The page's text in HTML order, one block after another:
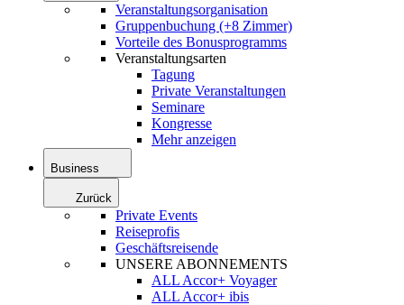
Veranstaltungsorganisation
Gruppenbuchung (+8 Zimmer)
Vorteile des Bonusprogramms
Veranstaltungsarten
Tagung
Private Veranstaltungen
Seminare
Kongresse
Mehr anzeigen
Business
Zurück
Private Events
Reiseprofis
Geschäftsreisende
UNSERE ABONNEMENTS
ALL Accor+ Voyager
ALL Accor+ ibis